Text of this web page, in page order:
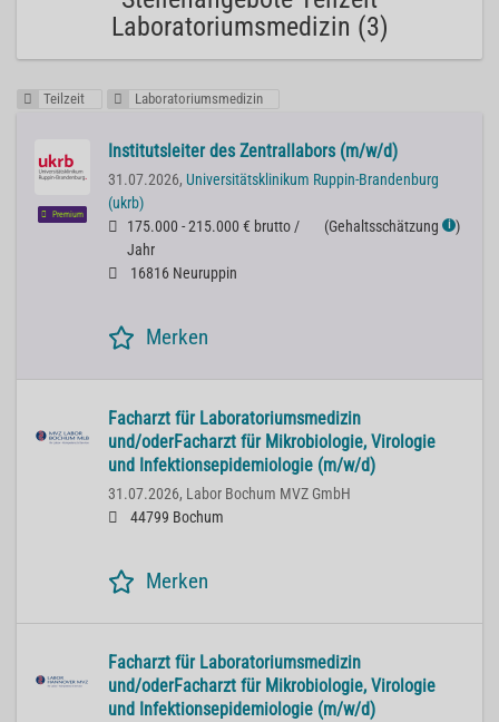
Laboratoriumsmedizin (3)
Teilzeit Laboratoriumsmedizin
Premium
Institutsleiter des Zentrallabors (m/w/d)
31.07.2026, Universitätsklinikum Ruppin-Brandenburg
(ukrb)
175.000 - 215.000 € brutto /
Jahr
(Gehaltsschätzung ℹ )
16816 Neuruppin
Merken
Facharzt für Laboratoriumsmedizin
und/oderFacharzt für Mikrobiologie, Virologie
und Infektionsepidemiologie (m/w/d)
31.07.2026, Labor Bochum MVZ GmbH
44799 Bochum
Merken
Facharzt für Laboratoriumsmedizin
und/oderFacharzt für Mikrobiologie, Virologie
und Infektionsepidemiologie (m/w/d)